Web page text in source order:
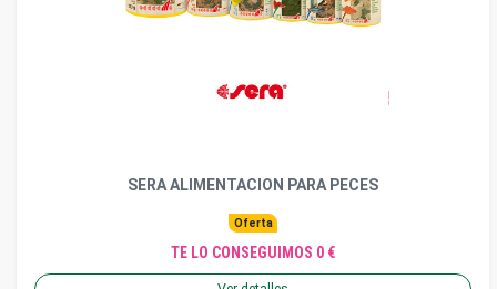
SERA ALIMENTACION PARA PECES
Oferta
TE LO CONSEGUIMOS 0 €